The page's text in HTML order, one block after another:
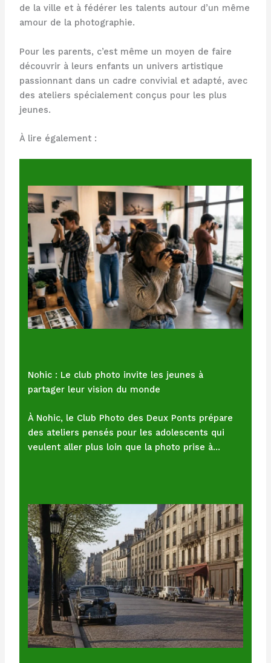
de la ville et à fédérer les talents autour d’un même
amour de la photographie.
Pour les parents, c’est même un moyen de faire
découvrir à leurs enfants un univers artistique
passionnant dans un cadre convivial et adapté, avec
des ateliers spécialement conçus pour les plus
jeunes.
À lire également :
Nohic : Le club photo invite les jeunes à
partager leur vision du monde
À Nohic, le Club Photo des Deux Ponts prépare
des ateliers pensés pour les adolescents qui
veulent aller plus loin que la photo prise à…